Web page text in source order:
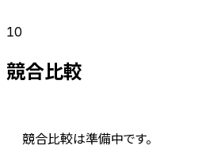
10
競合比較
競合比較は準備中です。